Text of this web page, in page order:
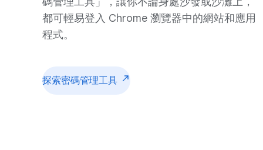
都可輕易登入 Chrome 瀏覽器中的網站和應用
程式。
探索密碼管理工具